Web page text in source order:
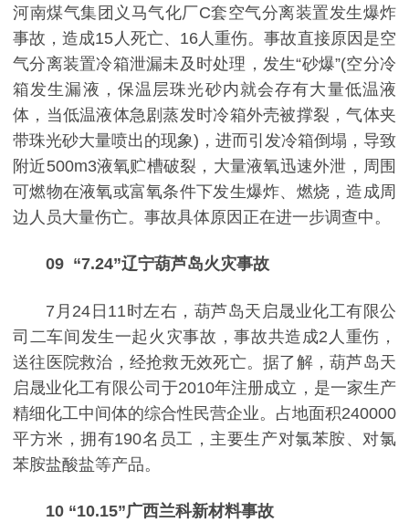
河南煤气集团义马气化厂C套空气分离装置发生爆炸
事故，造成15人死亡、16人重伤。事故直接原因是空
气分离装置冷箱泄漏未及时处理，发生“砂爆”(空分冷
箱发生漏液，保温层珠光砂内就会存有大量低温液
体，当低温液体急剧蒸发时冷箱外壳被撑裂，气体夹
带珠光砂大量喷出的现象)，进而引发冷箱倒塌，导致
附近500m3液氧贮槽破裂，大量液氧迅速外泄，周围
可燃物在液氧或富氧条件下发生爆炸、燃烧，造成周
边人员大量伤亡。事故具体原因正在进一步调查中。
09 “7.24”辽宁葫芦岛火灾事故
7月24日11时左右，葫芦岛天启晟业化工有限公
司二车间发生一起火灾事故，事故共造成2人重伤，
送往医院救治，经抢救无效死亡。据了解，葫芦岛天
启晟业化工有限公司于2010年注册成立，是一家生产
精细化工中间体的综合性民营企业。占地面积240000
平方米，拥有190名员工，主要生产对氯苯胺、对氯
苯胺盐酸盐等产品。
10 “10.15”广西兰科新材料事故